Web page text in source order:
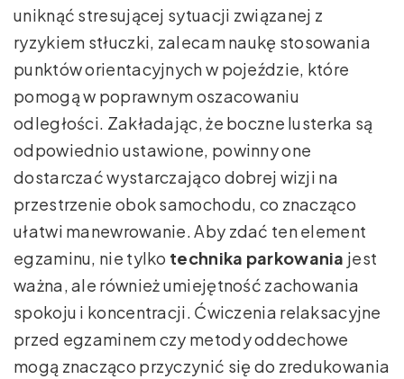
uniknąć stresującej sytuacji związanej z
ryzykiem stłuczki, zalecam naukę stosowania
punktów orientacyjnych w pojeździe, które
pomogą w poprawnym oszacowaniu
odległości. Zakładając, że boczne lusterka są
odpowiednio ustawione, powinny one
dostarczać wystarczająco dobrej wizji na
przestrzenie obok samochodu, co znacząco
ułatwi manewrowanie. Aby zdać ten element
egzaminu, nie tylko technika parkowania jest
ważna, ale również umiejętność zachowania
spokoju i koncentracji. Ćwiczenia relaksacyjne
przed egzaminem czy metody oddechowe
mogą znacząco przyczynić się do zredukowania